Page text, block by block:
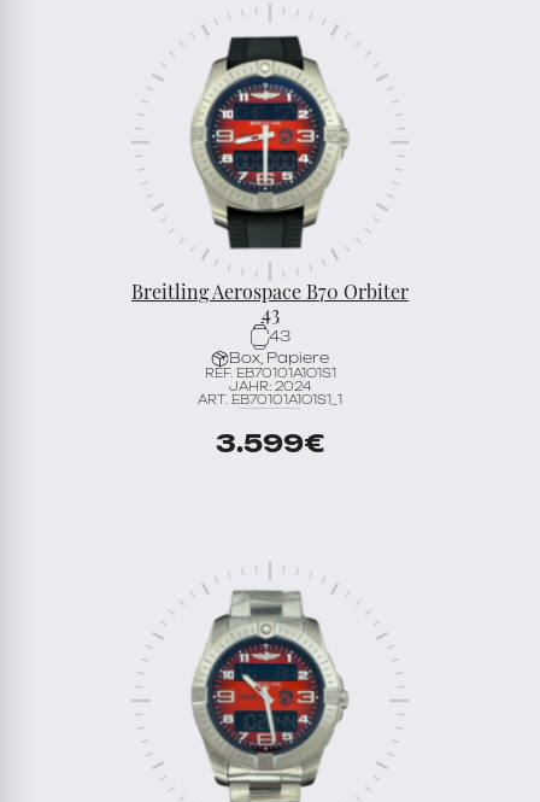
Breitling Aerospace B70 Orbiter
43
43
Box, Papiere
REF. EB70101A1O1S1
JAHR: 2024
ART. EB70101A1O1S1_1
3.599€